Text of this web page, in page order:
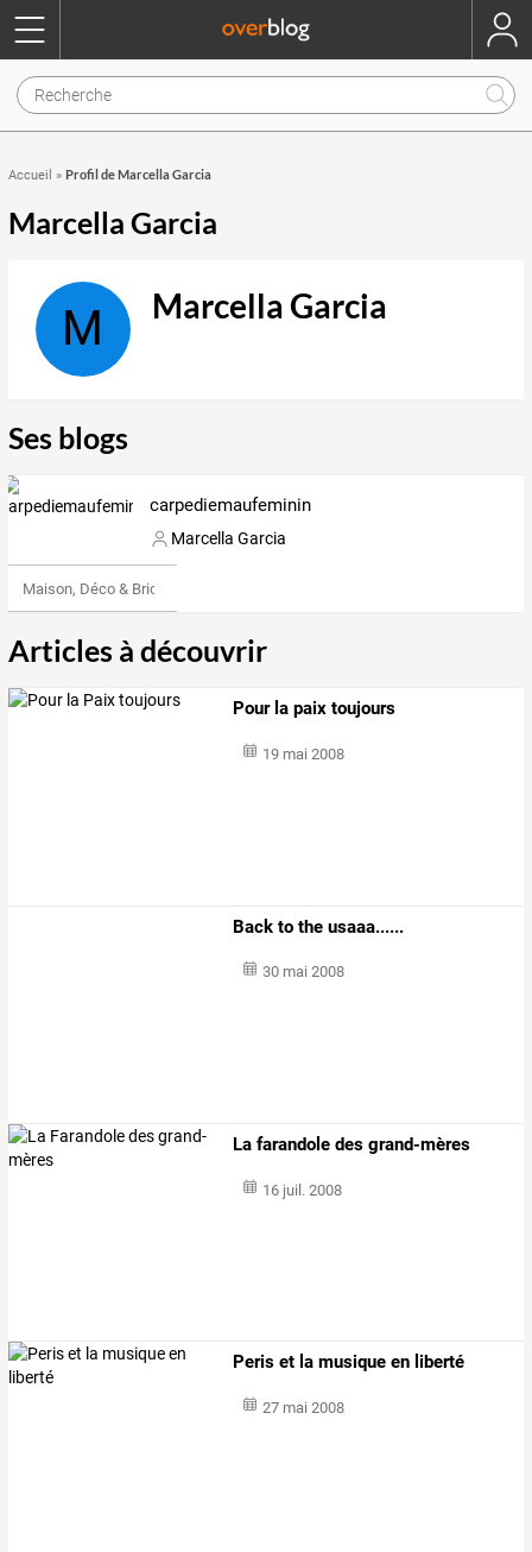
Accueil » Profil de Marcella Garcia
Marcella Garcia
M Marcella Garcia
Ses blogs
carpediemaufeminin
Marcella Garcia
Maison, Déco & Bricolage
Articles à découvrir
Pour la paix toujours
19 mai 2008
Back to the usaaa......
30 mai 2008
La farandole des grand-mères
16 juil. 2008
Peris et la musique en liberté
27 mai 2008